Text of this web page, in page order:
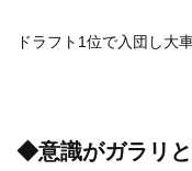
ドラフト1位で入団し大
◆意識がガラリ